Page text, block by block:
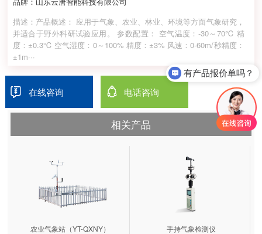
描述：产品概述： 应用于气象、农业、林业、环境等方面气象研究，
并适合于野外科研试验应用。 参数配置： 空气温度：-30～70℃ 精
度：±0.3℃ 空气湿度：0～100% 精度：±3% 风速：0-60m/秒精度：
±1m···
在线咨询 电话咨询
相关产品
农业气象站（YT-QXNY） 手持气象检测仪
有产品报价单吗？